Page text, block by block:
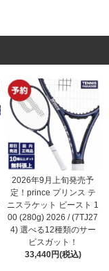
2026年9月上旬発売予
定！prince プリンス テ
ニスラケット ビースト 1
00 (280g) 2026 / (7TJ27
4) 選べる12種類のサー
ビスガット！
33,440円(税込)